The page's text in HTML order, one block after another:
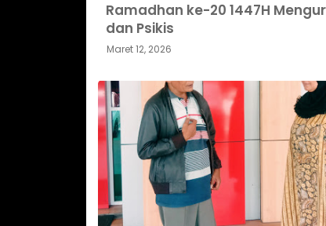
Ramadhan ke-20 1447H
dan Psikis
Maret 12, 2026